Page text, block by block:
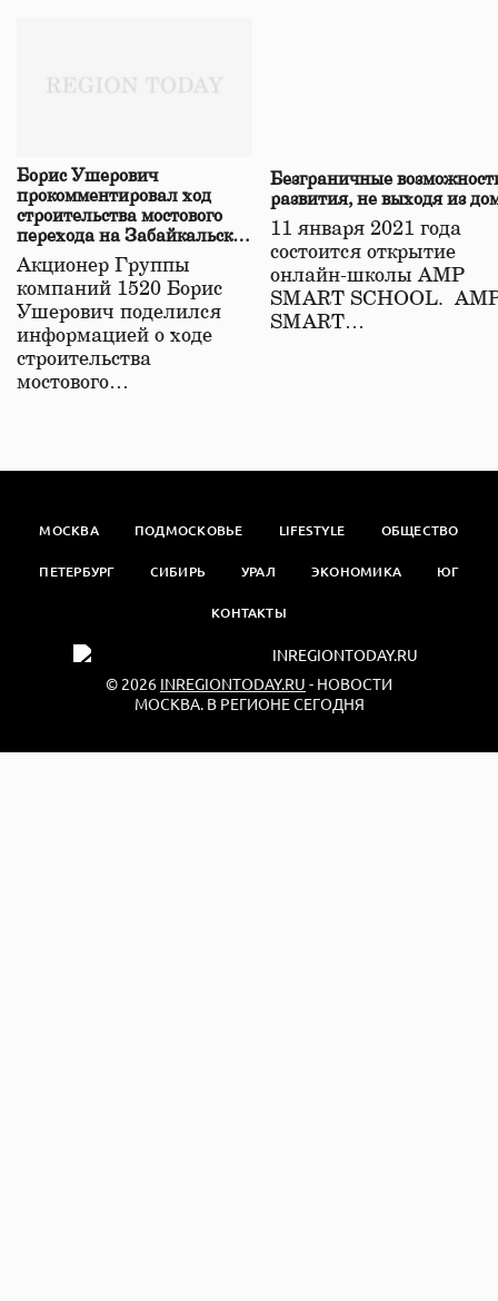
Борис Ушерович
прокомментировал ход
строительства мостового
перехода на Забайкальской
железной дороге
Акционер Группы
компаний 1520 Борис
Ушерович поделился
информацией о ходе
строительства
мостового…
Безграничные
развития, не выходя из
11 января 2021 года
состоится открытие
онлайн-школы АМР
SMART SCHOOL.
SMART…
МОСКВА ПОДМОСКОВЬЕ LIFESTYLE ОБЩЕСТВО
ПЕТЕРБУРГ СИБИРЬ УРАЛ ЭКОНОМИКА ЮГ
КОНТАКТЫ
© 2026 INREGIONTODAY.RU - НОВОСТИ
МОСКВА. В РЕГИОНЕ СЕГОДНЯ